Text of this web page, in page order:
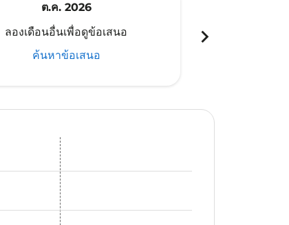
ต.ค. 2026
ลองเดือนอื่นเพื่อดูข้อเสนอ
ค้นหาข้อเสนอ
chevron_right
ค้นหาข้อเสนอ
ค้นหาข้อเสนอ
ค้นหาข้อเสนอ
disclaimer. ค้นหาข้อเสนอ
offers-disclaimer. ค้นหาข้อเสนอ
view-offers-disclaimer. ค้นหาข้อเสนอ
cmp-view-offers-disclaimer. ค้นหาข้อเสนอ
cmp-view-offers-disclaimer. ค้นหาข้อเสนอ
VTZ–TJQ: cmp-view-offers-disclaimer. ค้นหาข้อเสนอ
VTZ–TJQ: cmp-view-offers-disclaimer. ค้นหาข้อเสนอ
VTZ–TJQ: cmp-view-offers-disclaimer. ค้นหาข้อเ